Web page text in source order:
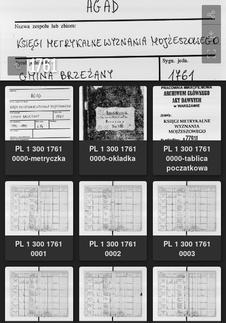
1761
PL 1 300 1761
0000-metryczka
PL 1 300 1761
0000-okladka
PL 1 300 1761
0000-tablica
poczatkowa
PL 1 300 1761
0001
PL 1 300 1761
0002
PL 1 300 1761
0003